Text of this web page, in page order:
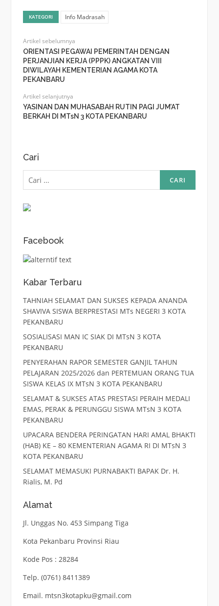
KATEGORI Info Madrasah
Artikel sebelumnya
ORIENTASI PEGAWAI PEMERINTAH DENGAN
PERJANJIAN KERJA (PPPK) ANGKATAN VIII
DIWILAYAH KEMENTERIAN AGAMA KOTA
PEKANBARU
Artikel selanjutnya
YASINAN DAN MUHASABAH RUTIN PAGI JUM’AT
BERKAH DI MTsN 3 KOTA PEKANBARU
Cari
Cari
untuk:
Facebook
Kabar Terbaru
TAHNIAH SELAMAT DAN SUKSES KEPADA ANANDA
SHAVIVA SISWA BERPRESTASI MTs NEGERI 3 KOTA
PEKANBARU
SOSIALISASI MAN IC SIAK DI MTsN 3 KOTA
PEKANBARU
PENYERAHAN RAPOR SEMESTER GANJIL TAHUN
PELAJARAN 2025/2026 dan PERTEMUAN ORANG TUA
SISWA KELAS IX MTsN 3 KOTA PEKANBARU
SELAMAT & SUKSES ATAS PRESTASI PERAIH MEDALI
EMAS, PERAK & PERUNGGU SISWA MTsN 3 KOTA
PEKANBARU
UPACARA BENDERA PERINGATAN HARI AMAL BHAKTI
(HAB) KE – 80 KEMENTERIAN AGAMA RI DI MTsN 3
KOTA PEKANBARU
SELAMAT MEMASUKI PURNABAKTI BAPAK Dr. H.
Rialis, M. Pd
Alamat
Jl. Unggas No. 453 Simpang Tiga
Kota Pekanbaru Provinsi Riau
Kode Pos : 28284
Telp. (0761) 8411389
Email. mtsn3kotapku@gmail.com